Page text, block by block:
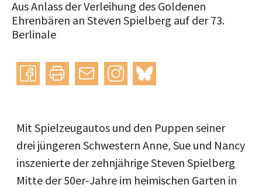
Aus Anlass der Verleihung des Goldenen
Ehrenbären an Steven Spielberg auf der 73.
Berlinale
Instagram
bluesky
Mit Spielzeugautos und den Puppen seiner
drei jüngeren Schwestern Anne, Sue und Nancy
inszenierte der zehnjährige Steven Spielberg
Mitte der 50er-Jahre im heimischen Garten in